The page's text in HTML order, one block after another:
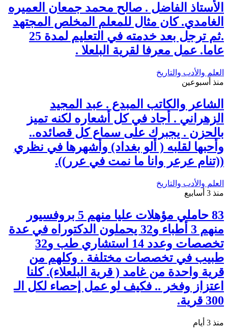
الأستاذ الفاضل . صالح محمد جمعان العميره
الغامدي. كان مثال للمعلم المخلص المجتهد
.ثم ترجل بعد خدمته في التعليم لمدة 25
عاما. عمل معرفا لقرية البلعلا .
العلم والأدب والتاريخ
منذ أسبوعين
الشاعر والكاتب المبدع . عبد المجيد
الزهراني . أجاد في كل أشعاره لكنه تميز
بالحزن . يجبرك على سماع كل قصائده..
وأحبها لقلبه ( ألو بغداد) وأشهرها في نظري
((تنام عرعر وانا ما نمت في عرر)).
العلم والأدب والتاريخ
منذ 3 أسابيع
83 حاملي مؤهلات عليا منهم 5 بروفسيور
منهم 3 أطباء و32 يحملون الدكتوراه في عدة
تخصصات وعدد 14 استشاري طب و32
طبيب في تخصصات مختلفة . وكلهم من
قرية واحدة من غامد ( قرية البلعلاء). كلنا
اعتزاز وفخر .. فكيف لو عمل إحصاء لكل الـ
300 قرية.
منذ 3 أيام